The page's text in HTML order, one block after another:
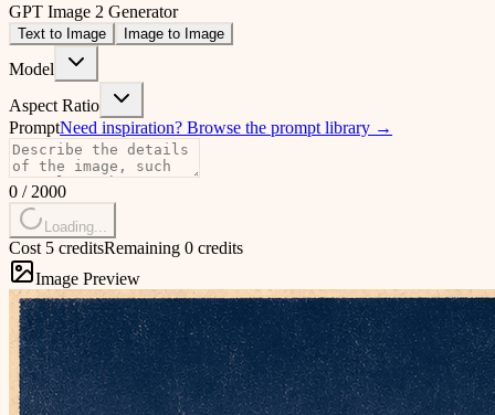
GPT Image 2 Generator
Text to Image Image to Image
Model
Aspect Ratio
PromptNeed inspiration? Browse the prompt library →
0 / 2000
Loading...
Cost 5 creditsRemaining 0 credits
Image Preview